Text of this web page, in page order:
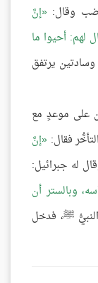
وقال: إنَّ
لهم: أحيوا ما
يرتفق
على موعدٍ مع
فقال: إنَّ
له جبرائيل:
وبالستر أن
ﷺ، فدخل